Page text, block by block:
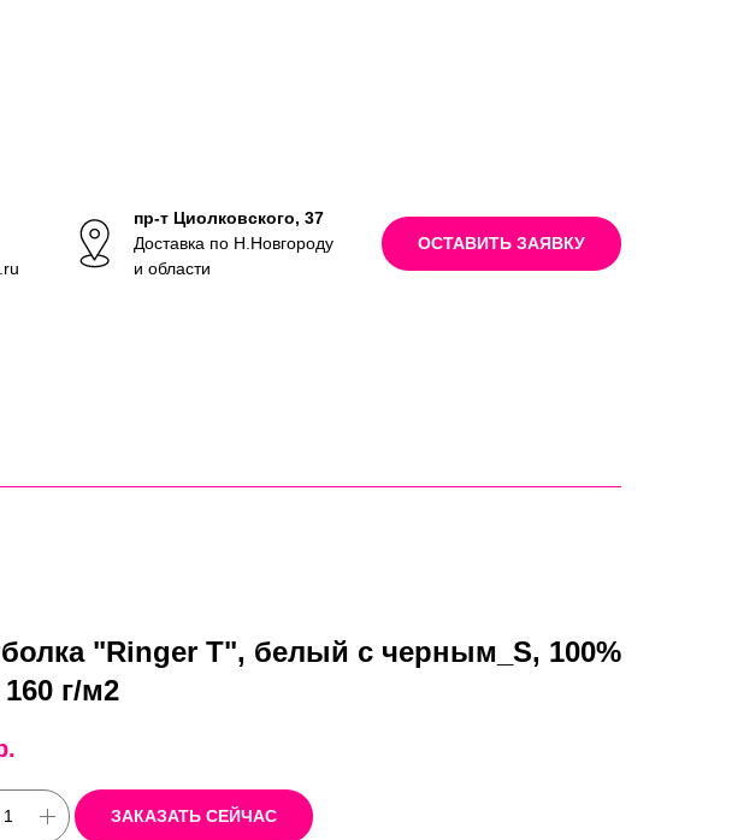
пр-т Циолковского, 37
Доставка по Н.Новгороду
и области
ОСТАВИТЬ ЗАЯВКУ
"Ringer T", белый с черным_S, 100%
г/м2
ЗАКАЗАТЬ СЕЙЧАС